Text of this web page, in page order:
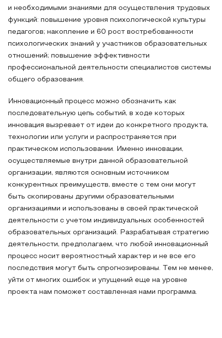
и необходимыми знаниями для осуществления трудовых
функций: повышение уровня психологической культуры
педагогов; накопление и 60 рост востребованности
психологических знаний у участников образовательных
отношений; повышение эффективности
профессиональной деятельности специалистов системы
общего образования.
Инновационный процесс можно обозначить как
последовательную цепь событий, в ходе которых
инновация вызревает от идеи до конкретного продукта,
технологии или услуги и распространяется при
практическом использовании. Именно инновации,
осуществляемые внутри данной образовательной
организации, являются основным источником
конкурентных преимуществ, вместе с тем они могут
быть скопированы другими образовательными
организациями и использованы в своей практической
деятельности с учетом индивидуальных особенностей
образовательных организаций. Разрабатывая стратегию
деятельности, предполагаем, что любой инновационный
процесс носит вероятностный характер и не все его
последствия могут быть спрогнозированы. Тем не менее,
уйти от многих ошибок и упущений еще на уровне
проекта нам поможет составленная нами программа.